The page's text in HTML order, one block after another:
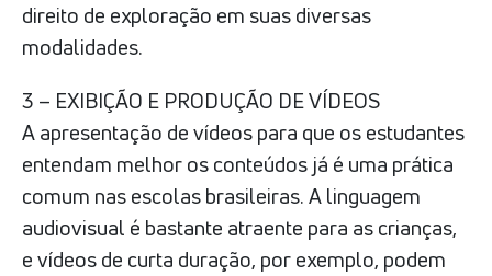
direito de exploração em suas diversas
modalidades.
3 – EXIBIÇÃO E PRODUÇÃO DE VÍDEOS
A apresentação de vídeos para que os estudantes
entendam melhor os conteúdos já é uma prática
comum nas escolas brasileiras. A linguagem
audiovisual é bastante atraente para as crianças,
e vídeos de curta duração, por exemplo, podem